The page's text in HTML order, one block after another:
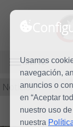
Usamos
navegación,
anuncios o
en “Aceptar
nuestro uso
nuestra
MENÚ
Noticias